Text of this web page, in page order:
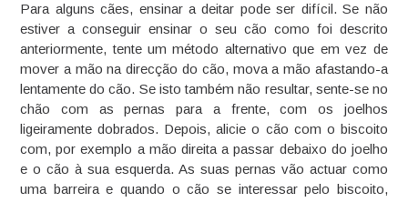
Para alguns cães, ensinar a deitar pode ser difícil. Se não
estiver a conseguir ensinar o seu cão como foi descrito
anteriormente, tente um método alternativo que em vez de
mover a mão na direcção do cão, mova a mão afastando-a
lentamente do cão. Se isto também não resultar, sente-se no
chão com as pernas para a frente, com os joelhos
ligeiramente dobrados. Depois, alicie o cão com o biscoito
com, por exemplo a mão direita a passar debaixo do joelho
e o cão à sua esquerda. As suas pernas vão actuar como
uma barreira e quando o cão se interessar pelo biscoito,